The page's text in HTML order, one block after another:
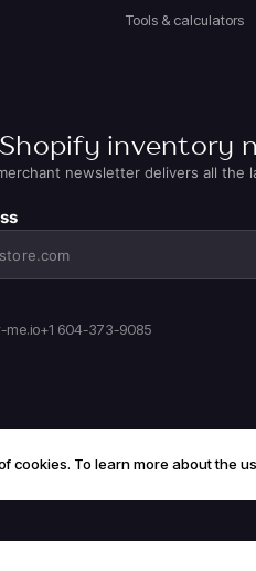
cookies. To learn more about the
Tools & calculators
inventory
newsletter delivers all the
me.io+1 604-373-9085